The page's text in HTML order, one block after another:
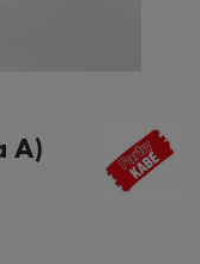
A)